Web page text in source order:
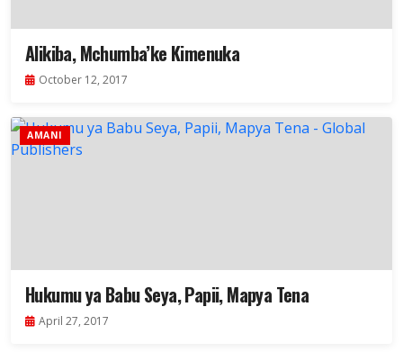
Alikiba, Mchumba’ke Kimenuka
October 12, 2017
AMANI
Hukumu ya Babu Seya, Papii, Mapya Tena
April 27, 2017